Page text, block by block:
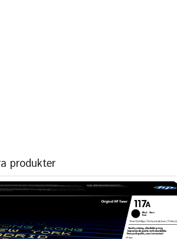
produkter